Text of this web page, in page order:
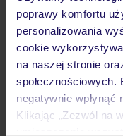
poprawy komfortu
personalizowania
cookie
na naszej stronie
społecznościowych.
negatywnie wpłynąć
Klikając „Zezwól na
Opinie
Pokoje
Wyżywienie